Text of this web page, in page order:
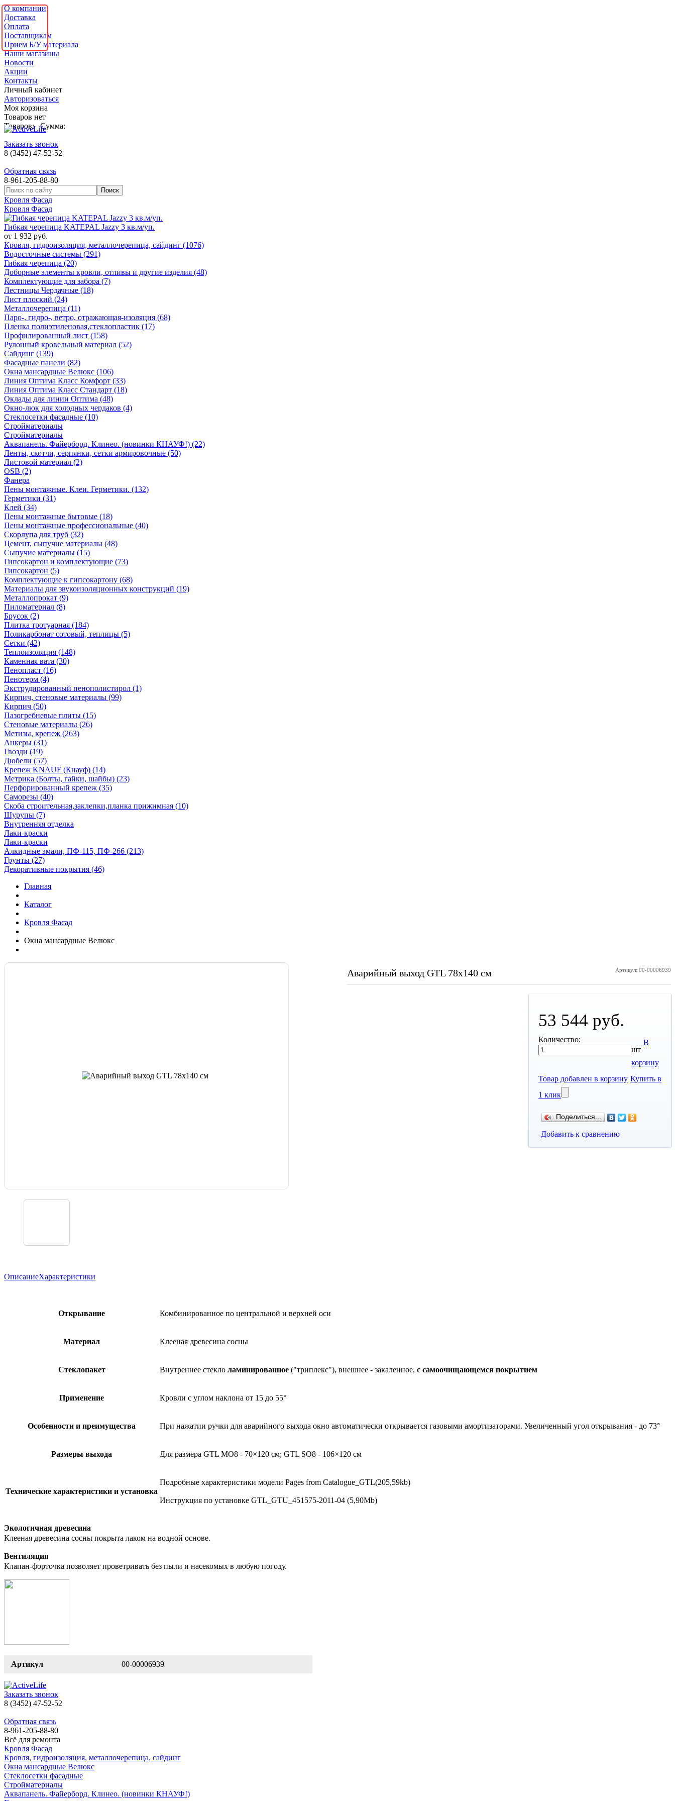
О компании
Доставка
Оплата
Поставщикам
Прием Б/У материала
Наши магазины
Новости
Акции
Контакты
Личный кабинет
Авторизоваться
Моя корзина
Товаров нет
Товаров: Сумма:
Заказать звонок
8 (3452) 47-52-52
Обратная связь
8-961-205-88-80
Кровля Фасад
Кровля Фасад
Гибкая черепица KATEPAL Jazzy 3 кв.м/уп.
от 1 932 руб.
Кровля, гидроизоляция, металлочерепица, сайдинг (1076)
Водосточные системы (291)
Гибкая черепица (20)
Доборные элементы кровли, отливы и другие изделия (48)
Комплектующие для забора (7)
Лестницы Чердачные (18)
Лист плоский (24)
Металлочерепица (11)
Паро-, гидро-, ветро, отражающая-изоляция (68)
Пленка полиэтиленовая,стеклопластик (17)
Профилированный лист (158)
Рулонный кровельный материал (52)
Сайдинг (139)
Фасадные панели (82)
Окна мансардные Велюкс (106)
Линия Оптима Класс Комфорт (33)
Линия Оптима Класс Стандарт (18)
Оклады для линии Оптима (48)
Окно-люк для холодных чердаков (4)
Стеклосетки фасадные (10)
Стройматериалы
Стройматериалы
Аквапанель. Файерборд. Клинео. (новинки КНАУФ!) (22)
Ленты, скотчи, серпянки, сетки армировочные (50)
Листовой материал (2)
OSB (2)
Фанера
Пены монтажные. Клеи. Герметики. (132)
Герметики (31)
Клей (34)
Пены монтажные бытовые (18)
Пены монтажные профессиональные (40)
Скорлупа для труб (32)
Цемент, сыпучие материалы (48)
Сыпучие материалы (15)
Гипсокартон и комплектующие (73)
Гипсокартон (5)
Комплектующие к гипсокартону (68)
Материалы для звукоизоляционных конструкций (19)
Металлопрокат (9)
Пиломатериал (8)
Брусок (2)
Плитка тротуарная (184)
Поликарбонат сотовый, теплицы (5)
Сетки (42)
Теплоизоляция (148)
Каменная вата (30)
Пенопласт (16)
Пенотерм (4)
Экструдированный пенополистирол (1)
Кирпич, стеновые материалы (99)
Кирпич (50)
Пазогребневые плиты (15)
Стеновые материалы (26)
Метизы, крепеж (263)
Анкеры (31)
Гвозди (19)
Дюбели (57)
Крепеж KNAUF (Кнауф) (14)
Метрика (Болты, гайки, шайбы) (23)
Перфорированный крепеж (35)
Саморезы (40)
Скоба строительная,заклепки,планка прижимная (10)
Шурупы (7)
Внутренняя отделка
Лаки-краски
Лаки-краски
Алкидные эмали, ПФ-115, ПФ-266 (213)
Грунты (27)
Декоративные покрытия (46)
Главная
Каталог
Кровля Фасад
Окна мансардные Велюкс
Артикул: 00-00006939
Аварийный выход GTL 78х140 см
53 544 руб.
Количество:
шт
В
корзину
Товар добавлен в корзину Купить в
1 клик
Поделиться...
Добавить к сравнению
ОписаниеХарактеристики
Открывание Комбинированное по центральной и верхней оси
Материал ​Клееная древесина сосны
Стеклопакет ​Внутреннее стекло ламинированное ("триплекс"), внешнее - закаленное, с самоочищающемся покрытием
Применение Кровли с углом наклона от ​15 до 55°
Особенности и преимущества ​При нажатии ручки для аварийного выхода окно автоматически открывается газовыми амортизаторами. Увеличенный угол открывания - до 73°
Размеры выхода ​Для размера GTL MO8 - 70×120 см; GTL SO8 - 106×120 см
Технические характеристики и установка
​Подробные характеристики модели Pages from Catalogue_GTL(205,59kb)
Инструкция по установке GTL_GTU_451575-2011-04 (5,90Mb)
Экологичная древесина
Клееная древесина сосны покрыта лаком на водной основе.
Вентиляция
Клапан-форточка позволяет проветривать без пыли и насекомых в любую погоду.
Артикул 00-00006939
Заказать звонок
8 (3452) 47-52-52
Обратная связь
8-961-205-88-80
Всё для ремонта
Кровля Фасад
Кровля, гидроизоляция, металлочерепица, сайдинг
Окна мансардные Велюкс
Стеклосетки фасадные
Стройматериалы
Аквапанель. Файерборд. Клинео. (новинки КНАУФ!)